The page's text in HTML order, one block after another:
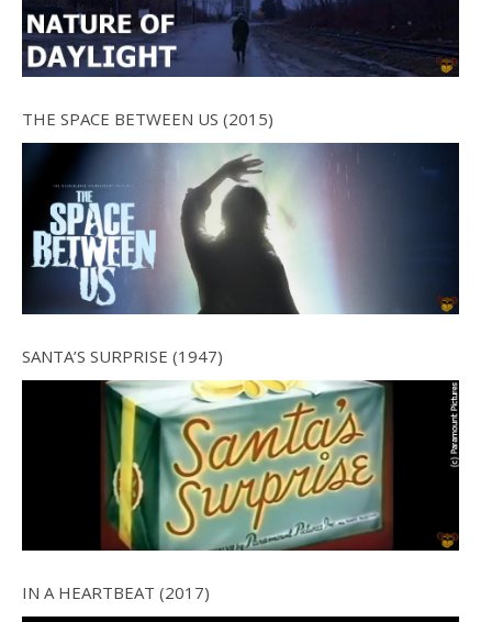
THE SPACE BETWEEN US (2015)
SANTA’S SURPRISE (1947)
IN A HEARTBEAT (2017)